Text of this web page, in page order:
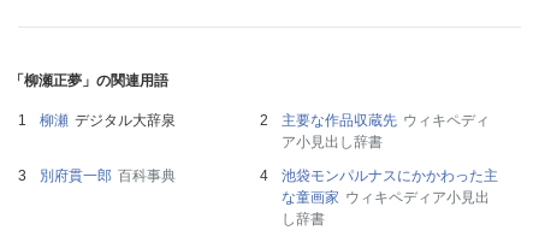
「柳瀬正夢」の関連用語
柳瀬 デジタル大辞泉 主要な作品収蔵先 ウィキペディ
ア小見出し辞書
別府貫一郎 百科事典
池袋モンパルナスにかかわった主
な童画家 ウィキペディア小見出
し辞書